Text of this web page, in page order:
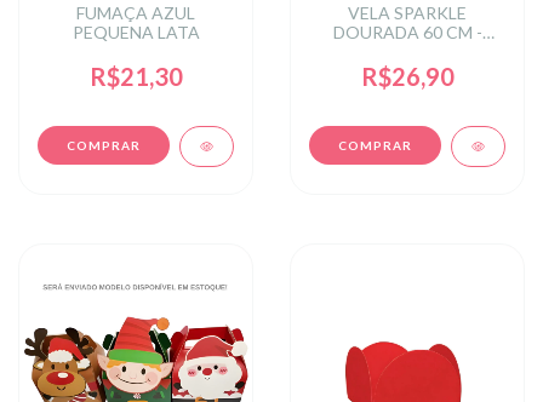
FUMAÇA AZUL
PEQUENA LATA
R$21,30
VELA SPARKLE
DOURADA 60 CM -
CONTEM 5 UN
R$26,90